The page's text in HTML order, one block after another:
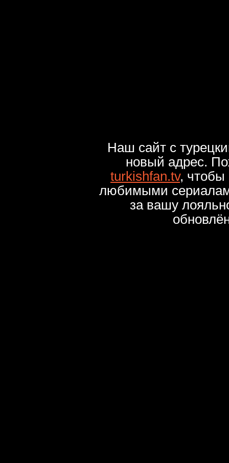
Наш сайт с
новый адрес.
turkishfan.tv, чтобы
любимыми
за вашу